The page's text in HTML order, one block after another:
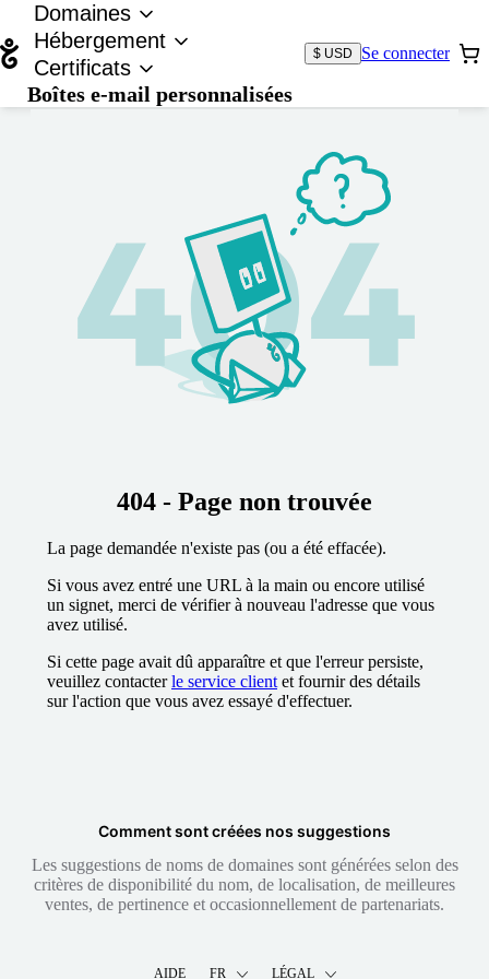
Domaines
Hébergement
Certificats
Boîtes e-mail personnalisées
$ USD Se connecter
404 - Page non trouvée
La page demandée n'existe pas (ou a été effacée).
Si vous avez entré une URL à la main ou encore utilisé
un signet, merci de vérifier à nouveau l'adresse que vous
avez utilisé.
Si cette page avait dû apparaître et que l'erreur persiste,
veuillez contacterle service client et fournir des détails
sur l'action que vous avez essayé d'effectuer.
Comment sont créées nos suggestions
Les suggestions de noms de domaines sont générées selon des
critères de disponibilité du nom, de localisation, de meilleures
ventes, de pertinence et occasionnellement de partenariats.
AIDE FR LÉGAL